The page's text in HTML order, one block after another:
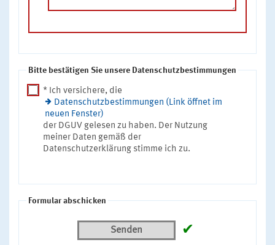
Bitte bestätigen Sie unsere Datenschutzbestimmungen
* Ich versichere, die
Datenschutzbestimmungen (Link öffnet im
neuen Fenster)
der DGUV gelesen zu haben. Der Nutzung
meiner Daten gemäß der
Datenschutzerklärung stimme ich zu.
Formular abschicken
Senden ✔